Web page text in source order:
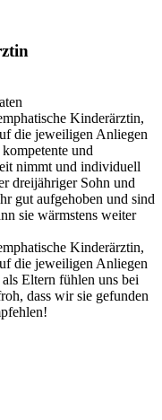
Kinderärztin,
die jeweiligen Anliegen
und
nimmt und individuell
dreijähriger Sohn und
gut aufgehoben und sind
sie wärmstens weiter
Kinderärztin,
die jeweiligen Anliegen
Eltern fühlen uns bei
dass wir sie gefunden